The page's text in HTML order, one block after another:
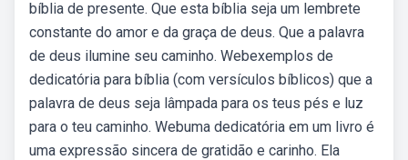
bíblia de presente. Que esta bíblia seja um lembrete
constante do amor e da graça de deus. Que a palavra
de deus ilumine seu caminho. Webexemplos de
dedicatória para bíblia (com versículos bíblicos) que a
palavra de deus seja lâmpada para os teus pés e luz
para o teu caminho. Webuma dedicatória em um livro é
uma expressão sincera de gratidão e carinho. Ela